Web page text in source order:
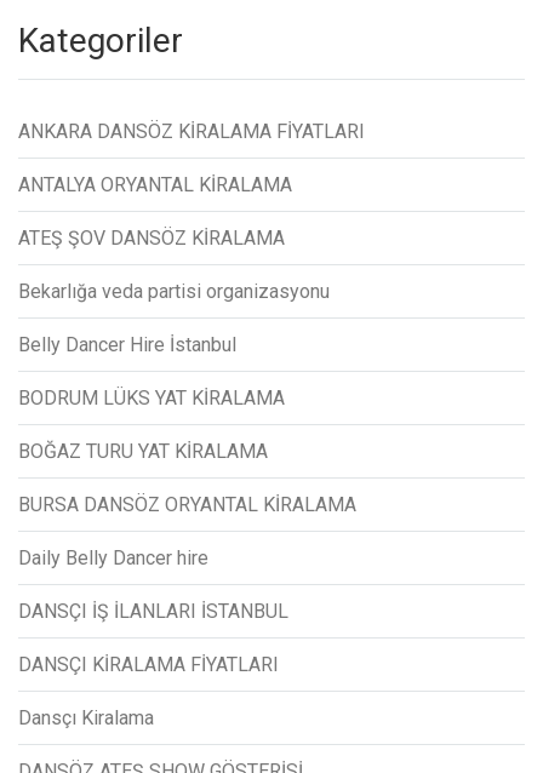
Kategoriler
ANKARA DANSÖZ KİRALAMA FİYATLARI
ANTALYA ORYANTAL KİRALAMA
ATEŞ ŞOV DANSÖZ KİRALAMA
Bekarlığa veda partisi organizasyonu
Belly Dancer Hire İstanbul
BODRUM LÜKS YAT KİRALAMA
BOĞAZ TURU YAT KİRALAMA
BURSA DANSÖZ ORYANTAL KİRALAMA
Daily Belly Dancer hire
DANSÇI İŞ İLANLARI İSTANBUL
DANSÇI KİRALAMA FİYATLARI
Dansçı Kiralama